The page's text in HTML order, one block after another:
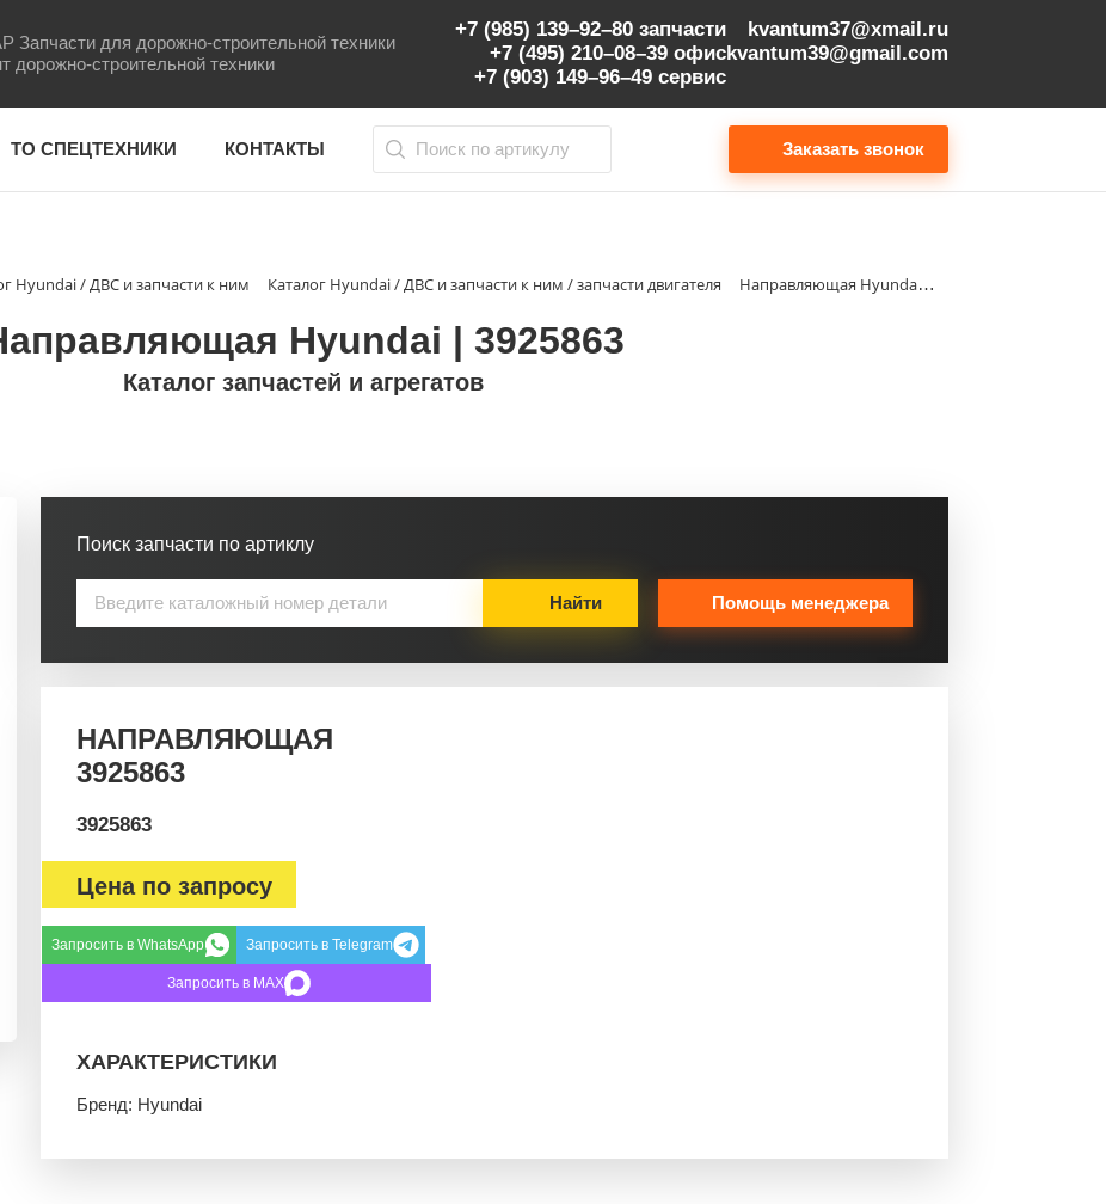
Запчасти для дорожно-строительной техники
дорожно-строительной техники
+7 (985) 139–92–80 запчасти
+7 (495) 210–08–39 офис
+7 (903) 149–96–49 сервис
kvantum37@xmail.ru
kvantum39@gmail.com
ТО СПЕЦТЕХНИКИ КОНТАКТЫ Заказать звонок
Hyundai / ДВС и запчасти к ним Каталог Hyundai / ДВС и запчасти к ним / запчасти двигателя Направляющая Hyundai | 3925863
Hyundai | 3925863
Каталог запчастей и агрегатов
Поиск запчасти по артиклу
Найти Помощь менеджера
НАПРАВЛЯЮЩАЯ
3925863
3925863
Цена по запросу
Запросить в WhatsApp Запросить в Telegram
Запросить в MAX
ХАРАКТЕРИСТИКИ
Бренд: Hyundai